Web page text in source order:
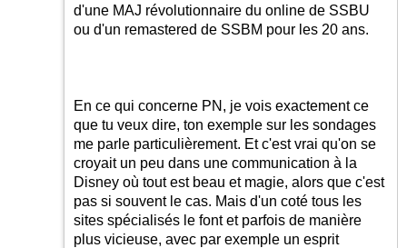
d'une MAJ révolutionnaire du online de SSBU
ou d'un remastered de SSBM pour les 20 ans.
En ce qui concerne PN, je vois exactement ce
que tu veux dire, ton exemple sur les sondages
me parle particulièrement. Et c'est vrai qu'on se
croyait un peu dans une communication à la
Disney où tout est beau et magie, alors que c'est
pas si souvent le cas. Mais d'un coté tous les
sites spécialisés le font et parfois de manière
plus vicieuse, avec par exemple un esprit